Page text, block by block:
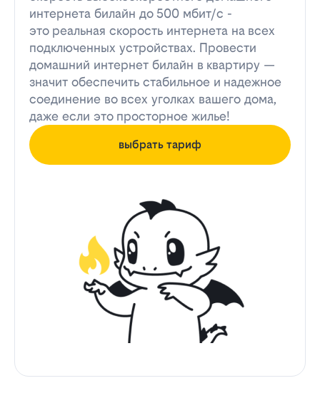
интернета билайн до 500 мбит/с -
это реальная скорость интернета на всех
подключенных устройствах. Провести
домашний интернет билайн в квартиру —
значит обеспечить стабильное и надежное
соединение во всех уголках вашего дома,
даже если это просторное жилье!
выбрать тариф